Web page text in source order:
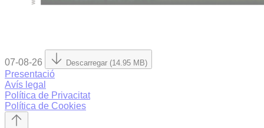
07-08-26 Descarregar (14.95 MB)
Presentació
Avís legal
Política de Privacitat
Política de Cookies